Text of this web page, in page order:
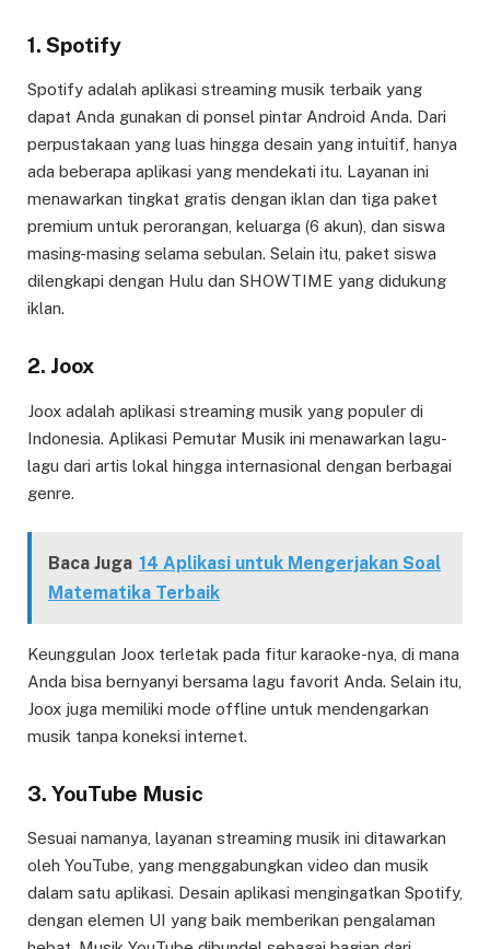
1. Spotify
Spotify adalah aplikasi streaming musik terbaik yang
dapat Anda gunakan di ponsel pintar Android Anda. Dari
perpustakaan yang luas hingga desain yang intuitif, hanya
ada beberapa aplikasi yang mendekati itu. Layanan ini
menawarkan tingkat gratis dengan iklan dan tiga paket
premium untuk perorangan, keluarga (6 akun), dan siswa
masing-masing selama sebulan. Selain itu, paket siswa
dilengkapi dengan Hulu dan SHOWTIME yang didukung
iklan.
2. Joox
Joox adalah aplikasi streaming musik yang populer di
Indonesia. Aplikasi Pemutar Musik ini menawarkan lagu-
lagu dari artis lokal hingga internasional dengan berbagai
genre.
Baca Juga 14 Aplikasi untuk Mengerjakan Soal
Matematika Terbaik
Keunggulan Joox terletak pada fitur karaoke-nya, di mana
Anda bisa bernyanyi bersama lagu favorit Anda. Selain itu,
Joox juga memiliki mode offline untuk mendengarkan
musik tanpa koneksi internet.
3. YouTube Music
Sesuai namanya, layanan streaming musik ini ditawarkan
oleh YouTube, yang menggabungkan video dan musik
dalam satu aplikasi. Desain aplikasi mengingatkan Spotify,
dengan elemen UI yang baik memberikan pengalaman